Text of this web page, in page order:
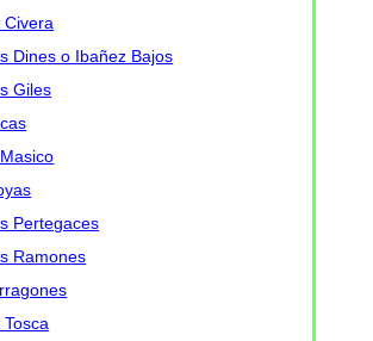
Civera
Dines o Ibañez Bajos
Giles
Pertegaces
Ramones
Tosca